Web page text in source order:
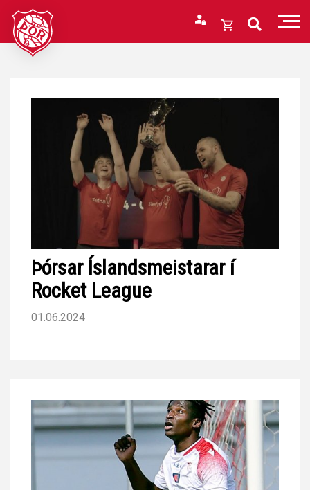
Fara
efni
Opna
Karfan er tóm.
Þórsar Íslandsmeistarar í
Rocket League
01.06.2024